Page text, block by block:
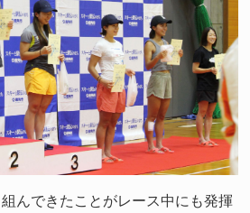
んできたことがレース中にも発揮